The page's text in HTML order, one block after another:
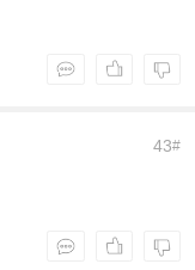
43#